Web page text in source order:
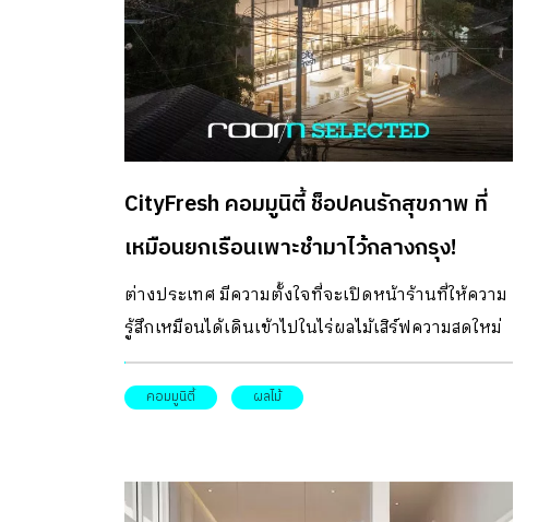
ช่วยประเมินความเป็นไปได้ในการ รีโนเวท บ้านให้ได้
ดังใจ หลังจากสถาปนิกสำรวจบ้านจึงพบว่าตัวบ้านมี
ความทรุดโทรมตามกาลเวลา (คาดว่ามีอายุราว 30 ปี)
มีลักษณะเป็นบ้าน 2 ชั้นเป็นโครงปูนผสมไม้ มีหลังคา
เป็นเป็นเพิงหมาแหงนลาดลงมาด้านหลังซ้อนกันสอง
เมื่อเห็นว่าตัวบ้านมีโครงสร้าง รูปทรง และสัดส่วนที่
สวยงามอยู่แล้ว สถาปนิกและเจ้าของบ้านจึงตัดสินใจ
ยึดโครงสร้างเดิมไว้ แล้วปรับเปลี่ยนเท่าที่จำเป็น เพื่อ
ให้สอดคล้องกับความต้องการการใช้สอยใหม่ โดยคุณ
หมอเจ้าของบ้านมีโจทย์ในการทำบ้านใหม่ที่ต้องปรับ
CityFresh คอมมูนิตี้ ช็อปคนรักสุขภาพ ที่
เหมือนยกเรือนเพาะชำมาไว้กลางกรุง!
ต่างประเทศ มีความตั้งใจที่จะเปิดหน้าร้านที่ให้ความ
รู้สึกเหมือนได้เดินเข้าไปในไร่ผลไม้เสิร์ฟความสดใหม่
และความสดชื่น หน้าร้านแฟล็กชิปสโตร์แห่งแรกของ
CityFresh ตั้งอยู่บนโลเคชั่นดีๆ อย่างปรีดีพนมยงค์
คอมมูนิตี้ ผลไม้